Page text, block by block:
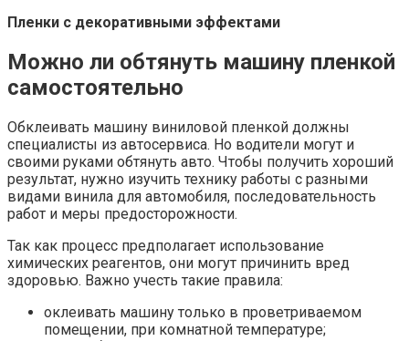
Пленки с декоративными эффектами
Можно ли обтянуть машину пленкой
самостоятельно
Обклеивать машину виниловой пленкой должны
специалисты из автосервиса. Но водители могут и
своими руками обтянуть авто. Чтобы получить хороший
результат, нужно изучить технику работы с разными
видами винила для автомобиля, последовательность
работ и меры предосторожности.
Так как процесс предполагает использование
химических реагентов, они могут причинить вред
здоровью. Важно учесть такие правила:
оклеивать машину только в проветриваемом
помещении, при комнатной температуре;